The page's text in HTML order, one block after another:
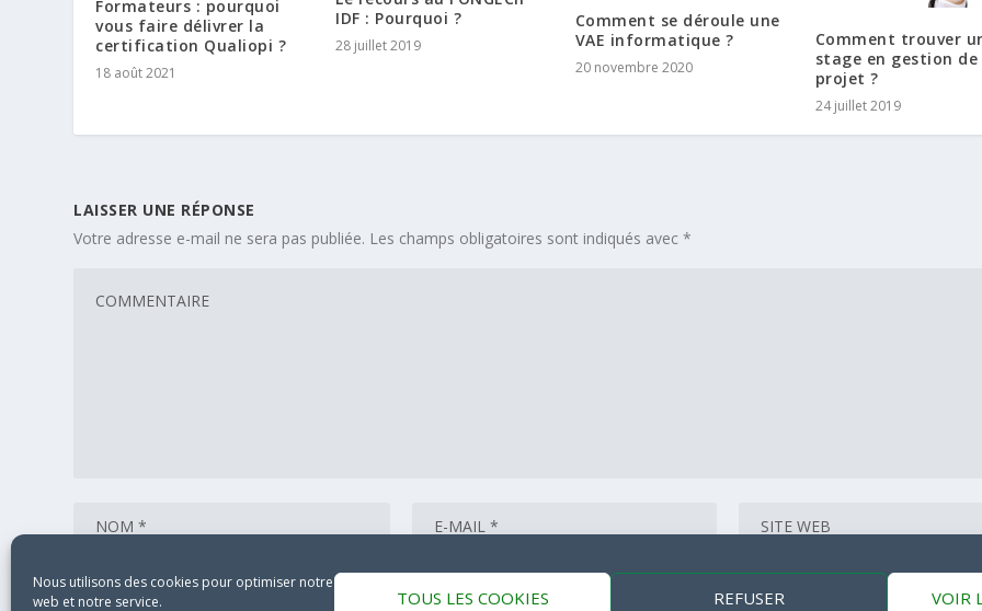
Nous utilisons des cookies pour optimiser notre site
web et notre service.
TOUS LES COOKIES REFUSER VOIR
Formateurs : pourquoi
vous faire délivrer la
certification Qualiopi ?
18 août 2021
IDF : Pourquoi ?
28 juillet 2019
Comment se déroule une
VAE informatique ?
20 novembre 2020
Comment trouver
stage en gestion de
projet ?
24 juillet 2019
LAISSER UNE RÉPONSE
Votre adresse e-mail ne sera pas publiée. Les champs obligatoires sont indiqués avec*